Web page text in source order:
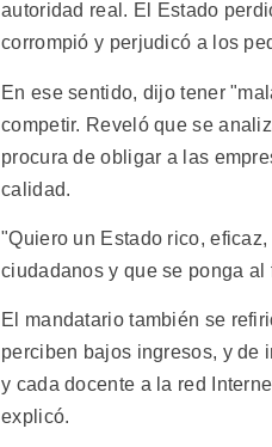
autoridad real. El Estado
corrompió y perjudicó a los
En ese sentido, dijo tener
competir. Reveló que se
procura de obligar a las
calidad.
"Quiero un Estado rico,
ciudadanos y que se ponga
El mandatario también se
perciben bajos ingresos, y de
y cada docente a la red
explicó.